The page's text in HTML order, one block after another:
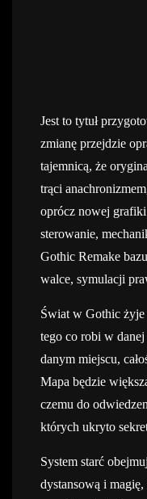
Jest to tytuł
zmianę przejdzie
tajemnicą, że
trąci
oprócz nowej grafiki
sterowanie,
Gothic Remake
walce, symulacji
Świat w Gothic
tego co robi w
danym miejscu,
Mapa będzie
czemu do
których ukryto
System starć
dystansową i